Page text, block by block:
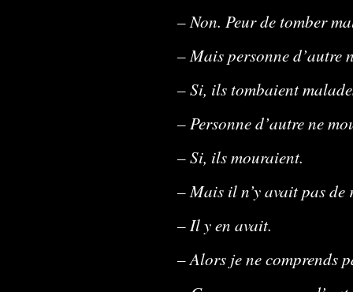
– Non. Peur de tomber
– Mais personne d’autre
– Si, ils tombaient
– Personne d’autre ne
– Si, ils mouraient.
– Mais il n’y avait pas de
– Il y en avait.
– Alors je ne comprends